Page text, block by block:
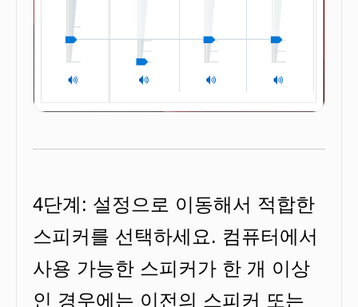
4단계: 설정으로 이동해서 적합한
스피커를 선택하세요. 컴퓨터에서
사용 가능한 스피커가 한 개 이상
인 경우에는 이전의 스피커 또는